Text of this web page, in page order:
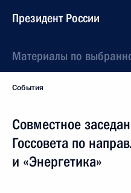
Президент России
Материалы по
События
Совместное
Госсовета по
и «Энергетика»